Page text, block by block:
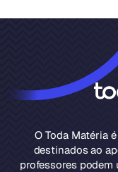
O Toda Matéria
destinados ao
professores